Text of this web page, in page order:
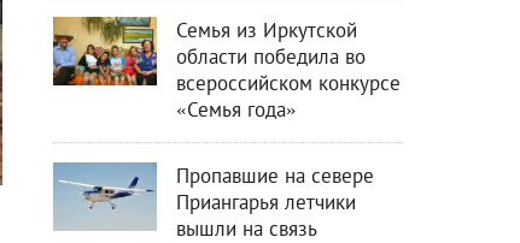
Семья из Иркутской
области победила во
всероссийском конкурсе
«Семья года»
Пропавшие на севере
Приангарья летчики
вышли на связь